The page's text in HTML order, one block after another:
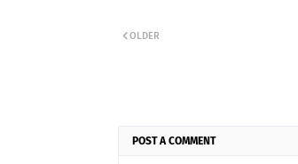
OLDER
POST A COMMENT